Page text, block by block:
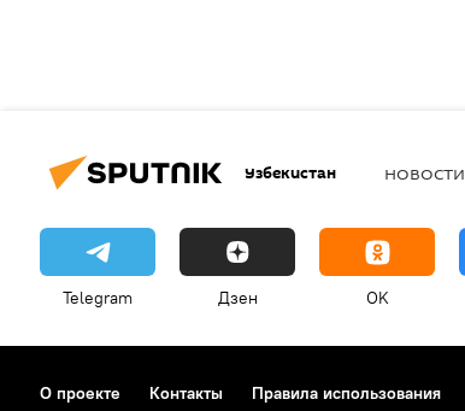
Узбекистан НОВОСТИ
Telegram Дзен OK
О проекте Контакты Правила использования